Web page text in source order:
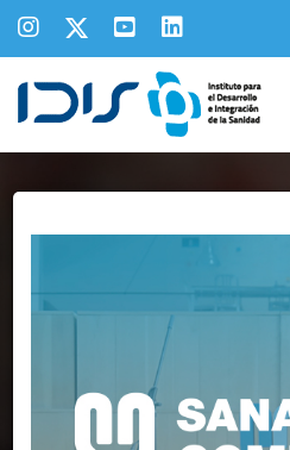
NOTAS DE